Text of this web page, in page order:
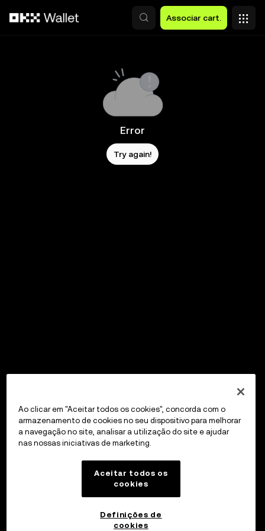
Associar cart.
Error
Try again!
Ao clicar em "Aceitar todos os cookies", concorda com o
armazenamento de cookies no seu dispositivo para melhorar
a navegação no site, analisar a utilização do site e ajudar
nas nossas iniciativas de marketing.
Aceitar todos os
cookies
Definições de
cookies